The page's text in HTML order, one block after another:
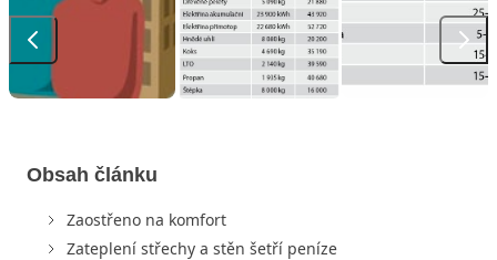
Obsah článku
Zaostřeno na komfort
Zateplení střechy a stěn šetří peníze